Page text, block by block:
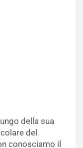
della sua
del
conosciamo il